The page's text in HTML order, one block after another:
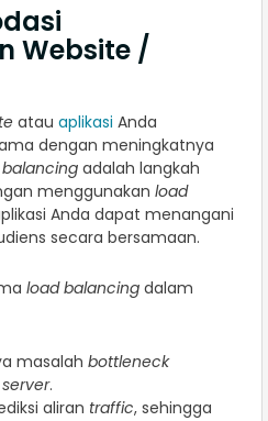
Website /
atau aplikasi Anda
dengan meningkatnya
adalah langkah
menggunakan load
Anda dapat menangani
secara bersamaan.
load balancing dalam
masalah bottleneck
server.
aliran traffic, sehingga